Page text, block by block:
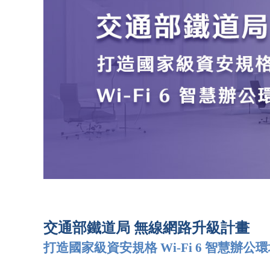
交通部鐵道局 無線網路升級計畫
打造國家級資安規格 Wi-Fi 6 智慧辦公